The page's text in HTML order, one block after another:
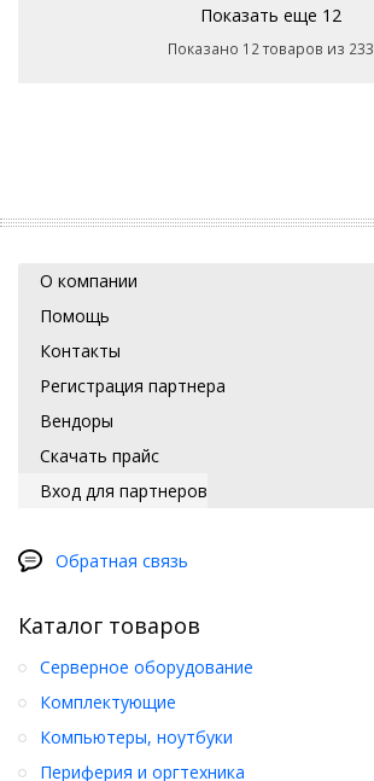
Показать еще 12
Показано 12 товаров из 233
О компании
Помощь
Контакты
Регистрация партнера
Вендоры
Скачать прайс
Вход для партнеров
Обратная связь
Каталог товаров
Серверное оборудование
Комплектующие
Компьютеры, ноутбуки
Периферия и оргтехника